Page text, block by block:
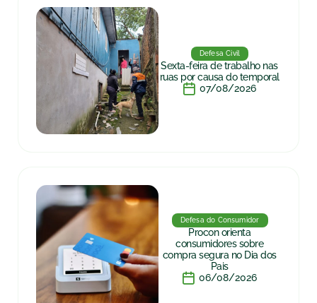
Defesa Civil
Sexta-feira de trabalho nas
ruas por causa do temporal
07/08/2026
Defesa do Consumidor
Procon orienta
consumidores sobre
compra segura no Dia dos
Pais
06/08/2026